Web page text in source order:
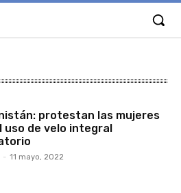
protestan las mujeres
uso de velo integral
- 11 mayo, 2022